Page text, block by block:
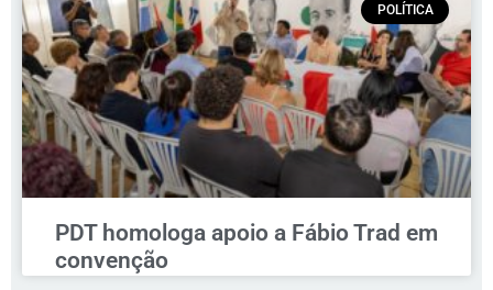
POLÍTICA
PDT homologa apoio a Fábio Trad em
convenção